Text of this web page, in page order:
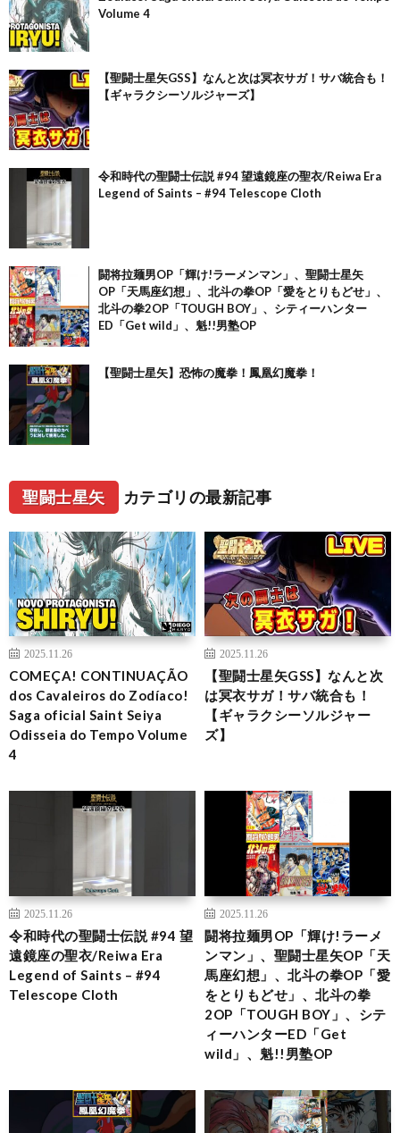
Volume 4
【聖闘士星矢GSS】なんと次は冥衣サガ！サバ統合も！
【ギャラクシーソルジャーズ】
令和時代の聖闘士伝説 #94 望遠鏡座の聖衣/Reiwa Era
Legend of Saints – #94 Telescope Cloth
闘将拉麺男OP「輝け!ラーメンマン」、聖闘士星矢
OP「天馬座幻想」、北斗の拳OP「愛をとりもどせ」、
北斗の拳2OP「TOUGH BOY」、シティーハンター
ED「Get wild」、魁!!男塾OP
【聖闘士星矢】恐怖の魔拳！鳳凰幻魔拳！
聖闘士星矢 カテゴリの最新記事
2025.11.26
COMEÇA! CONTINUAÇÃO
dos Cavaleiros do Zodíaco!
Saga oficial Saint Seiya
Odisseia do Tempo Volume
4
2025.11.26
【聖闘士星矢GSS】なんと次
は冥衣サガ！サバ統合も！
【ギャラクシーソルジャー
ズ】
2025.11.26
令和時代の聖闘士伝説 #94 望
遠鏡座の聖衣/Reiwa Era
Legend of Saints – #94
Telescope Cloth
2025.11.26
闘将拉麺男OP「輝け!ラーメ
ンマン」、聖闘士星矢OP「天
馬座幻想」、北斗の拳OP「愛
をとりもどせ」、北斗の拳
2OP「TOUGH BOY」、シテ
ィーハンターED「Get
wild」、魁!!男塾OP